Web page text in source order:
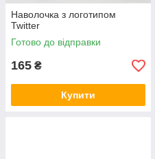
Наволочка з логотипом
Twitter
Готово до відправки
165 ₴
Купити